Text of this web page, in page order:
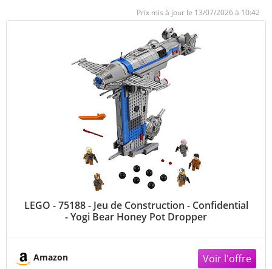
13/07/2026 à 10:42
LEGO - 75188 - Jeu de Construction - Confidential
- Yogi Bear Honey Pot Dropper
Amazon